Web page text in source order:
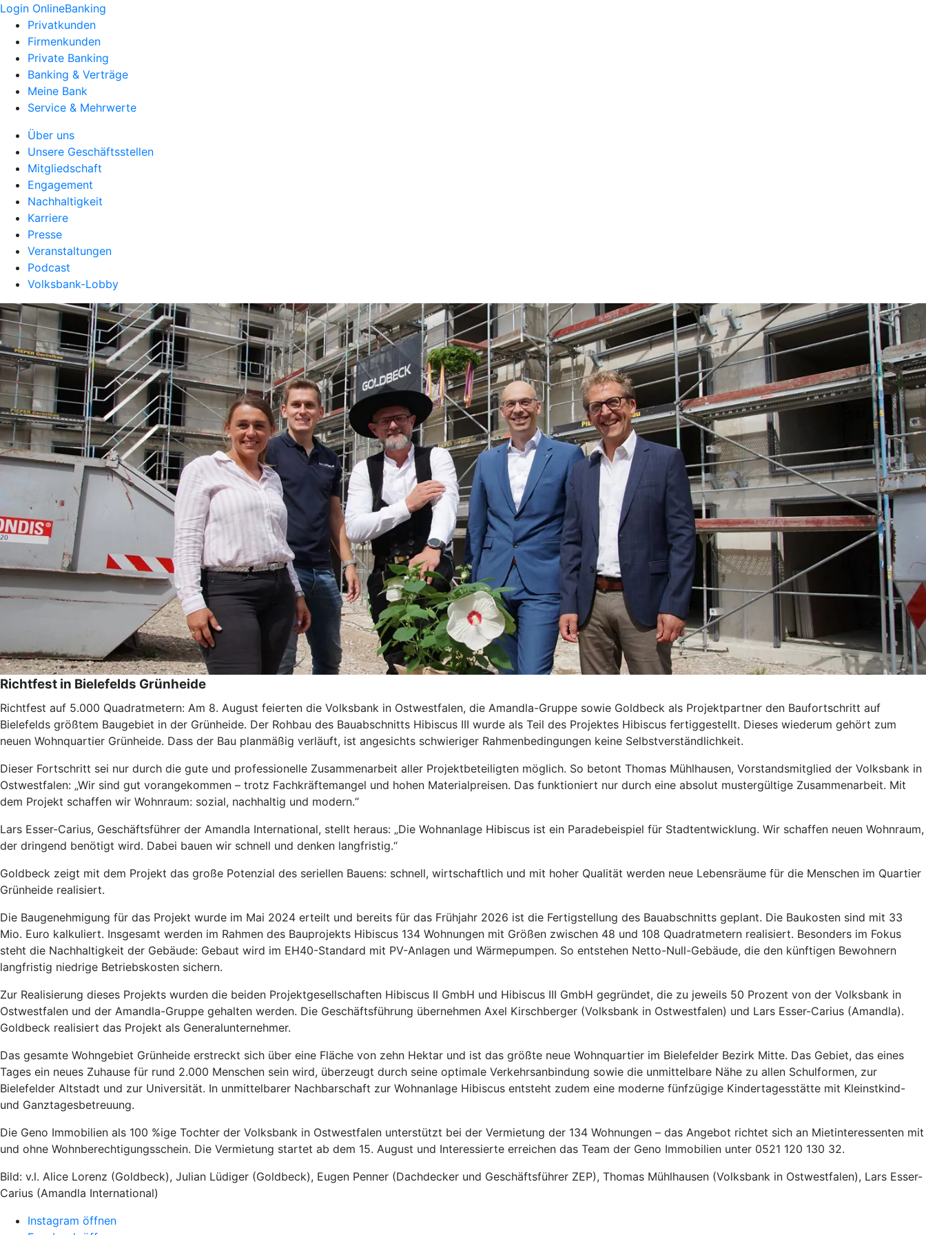
Login OnlineBanking
Privatkunden
Firmenkunden
Private Banking
Banking & Verträge
Meine Bank
Service & Mehrwerte
Über uns
Unsere Geschäftsstellen
Mitgliedschaft
Engagement
Nachhaltigkeit
Karriere
Presse
Veranstaltungen
Podcast
Volksbank-Lobby
Richtfest in Bielefelds Grünheide
Richtfest auf 5.000 Quadratmetern: Am 8. August feierten die Volksbank in Ostwestfalen, die Amandla-Gruppe sowie Goldbeck als Projektpartner den Baufortschritt auf
Bielefelds größtem Baugebiet in der Grünheide. Der Rohbau des Bauabschnitts Hibiscus III wurde als Teil des Projektes Hibiscus fertiggestellt. Dieses wiederum gehört zum
neuen Wohnquartier Grünheide. Dass der Bau planmäßig verläuft, ist angesichts schwieriger Rahmenbedingungen keine Selbstverständlichkeit.
Dieser Fortschritt sei nur durch die gute und professionelle Zusammenarbeit aller Projektbeteiligten möglich. So betont Thomas Mühlhausen, Vorstandsmitglied der Volksbank in
Ostwestfalen: „Wir sind gut vorangekommen – trotz Fachkräftemangel und hohen Materialpreisen. Das funktioniert nur durch eine absolut mustergültige Zusammenarbeit. Mit
dem Projekt schaffen wir Wohnraum: sozial, nachhaltig und modern.“
Lars Esser-Carius, Geschäftsführer der Amandla International, stellt heraus: „Die Wohnanlage Hibiscus ist ein Paradebeispiel für Stadtentwicklung. Wir schaffen neuen Wohnraum,
der dringend benötigt wird. Dabei bauen wir schnell und denken langfristig.“
Goldbeck zeigt mit dem Projekt das große Potenzial des seriellen Bauens: schnell, wirtschaftlich und mit hoher Qualität werden neue Lebensräume für die Menschen im Quartier
Grünheide realisiert.
Die Baugenehmigung für das Projekt wurde im Mai 2024 erteilt und bereits für das Frühjahr 2026 ist die Fertigstellung des Bauabschnitts geplant. Die Baukosten sind mit 33
Mio. Euro kalkuliert. Insgesamt werden im Rahmen des Bauprojekts Hibiscus 134 Wohnungen mit Größen zwischen 48 und 108 Quadratmetern realisiert. Besonders im Fokus
steht die Nachhaltigkeit der Gebäude: Gebaut wird im EH40-Standard mit PV-Anlagen und Wärmepumpen. So entstehen Netto-Null-Gebäude, die den künftigen Bewohnern
langfristig niedrige Betriebskosten sichern.
Zur Realisierung dieses Projekts wurden die beiden Projektgesellschaften Hibiscus II GmbH und Hibiscus III GmbH gegründet, die zu jeweils 50 Prozent von der Volksbank in
Ostwestfalen und der Amandla-Gruppe gehalten werden. Die Geschäftsführung übernehmen Axel Kirschberger (Volksbank in Ostwestfalen) und Lars Esser-Carius (Amandla).
Goldbeck realisiert das Projekt als Generalunternehmer.
Das gesamte Wohngebiet Grünheide erstreckt sich über eine Fläche von zehn Hektar und ist das größte neue Wohnquartier im Bielefelder Bezirk Mitte. Das Gebiet, das eines
Tages ein neues Zuhause für rund 2.000 Menschen sein wird, überzeugt durch seine optimale Verkehrsanbindung sowie die unmittelbare Nähe zu allen Schulformen, zur
Bielefelder Altstadt und zur Universität. In unmittelbarer Nachbarschaft zur Wohnanlage Hibiscus entsteht zudem eine moderne fünfzügige Kindertagesstätte mit Kleinstkind-
und Ganztagesbetreuung.
Die Geno Immobilien als 100 %ige Tochter der Volksbank in Ostwestfalen unterstützt bei der Vermietung der 134 Wohnungen – das Angebot richtet sich an Mietinteressenten mit
und ohne Wohnberechtigungsschein. Die Vermietung startet ab dem 15. August und Interessierte erreichen das Team der Geno Immobilien unter 0521 120 130 32.
Bild: v.l. Alice Lorenz (Goldbeck), Julian Lüdiger (Goldbeck), Eugen Penner (Dachdecker und Geschäftsführer ZEP), Thomas Mühlhausen (Volksbank in Ostwestfalen), Lars Esser-
Carius (Amandla International)
Instagram öffnen